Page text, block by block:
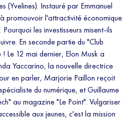
(Yvelines). Instauré par Emmanuel
promouvoir l'attractivité économique
les investisseurs misent-ils
En seconde partie du "Club
Le 12 mai dernier, Elon Musk a
Yaccarino, la nouvelle directrice
en parler, Marjorie Paillon reçoit
du numérique, et Guillaume
au magazine "Le Point". Vulgariser
aux jeunes, c'est la mission